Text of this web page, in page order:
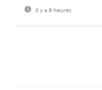
Il y a 8 heures